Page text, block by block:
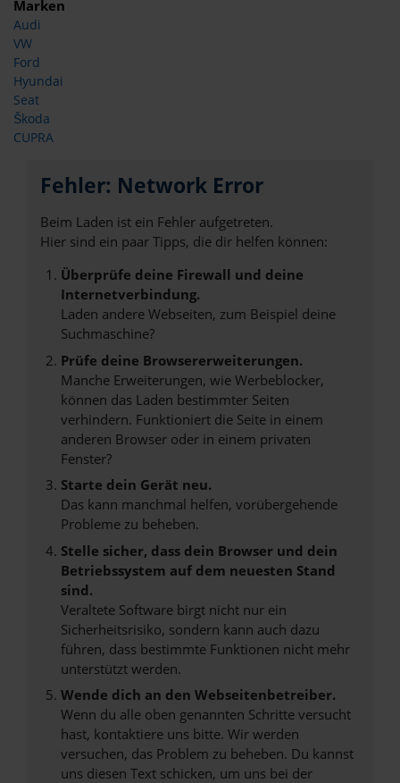
Marken
Audi
VW
Ford
Hyundai
Seat
Škoda
CUPRA
Fehler: Network Error
Beim Laden ist ein Fehler aufgetreten.
Hier sind ein paar Tipps, die dir helfen können:
Überprüfe deine Firewall und deine
Internetverbindung.
Laden andere Webseiten, zum Beispiel deine
Suchmaschine?
Prüfe deine Browsererweiterungen.
Manche Erweiterungen, wie Werbeblocker,
können das Laden bestimmter Seiten
verhindern. Funktioniert die Seite in einem
anderen Browser oder in einem privaten
Fenster?
Starte dein Gerät neu.
Das kann manchmal helfen, vorübergehende
Probleme zu beheben.
Stelle sicher, dass dein Browser und dein
Betriebssystem auf dem neuesten Stand
sind.
Veraltete Software birgt nicht nur ein
Sicherheitsrisiko, sondern kann auch dazu
führen, dass bestimmte Funktionen nicht mehr
unterstützt werden.
Wende dich an den Webseitenbetreiber.
Wenn du alle oben genannten Schritte versucht
hast, kontaktiere uns bitte. Wir werden
versuchen, das Problem zu beheben. Du kannst
uns diesen Text schicken, um uns bei der